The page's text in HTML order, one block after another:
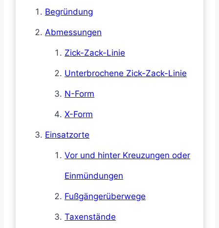
Begründung
Abmessungen
Zick-Zack-Linie
Unterbrochene Zick-Zack-Linie
N-Form
X-Form
Einsatzorte
Vor und hinter Kreuzungen oder
Einmündungen
Fußgängerüberwege
Taxenstände